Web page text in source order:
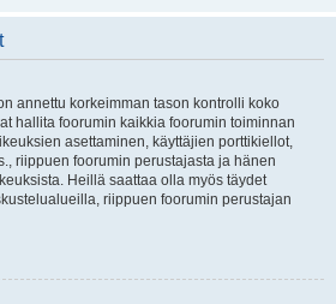
annettu korkeimman tason kontrolli koko
hallita foorumin kaikkia foorumin toiminnan
asettaminen, käyttäjien porttikiellot,
riippuen foorumin perustajasta ja hänen
Heillä saattaa olla myös täydet
riippuen foorumin perustajan